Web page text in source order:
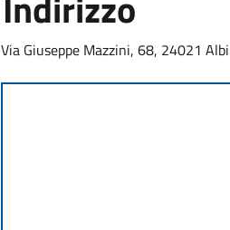
Via Giuseppe Mazzini, 68, 24021